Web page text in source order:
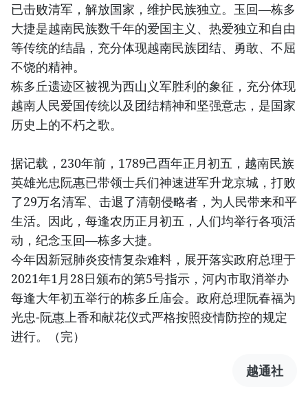
已击败清军，解放国家，维护民族独立。玉回—栋多
大捷是越南民族数千年的爱国主义、热爱独立和自由
等传统的结晶，充分体现越南民族团结、勇敢、不屈
不饶的精神。
栋多丘遗迹区被视为西山义军胜利的象征，充分体现
越南人民爱国传统以及团结精神和坚强意志，是国家
历史上的不朽之歌。
据记载，230年前，1789己酉年正月初五，越南民族
英雄光忠阮惠已带领士兵们神速进军升龙京城，打败
了29万名清军、击退了清朝侵略者，为人民带来和平
生活。因此，每逢农历正月初五，人们均举行各项活
动，纪念玉回—栋多大捷。
今年因新冠肺炎疫情复杂难料，展开落实政府总理于
2021年1月28日颁布的第5号指示，河内市取消举办
每逢大年初五举行的栋多丘庙会。政府总理阮春福为
光忠-阮惠上香和献花仪式严格按照疫情防控的规定
进行。（完）
越通社